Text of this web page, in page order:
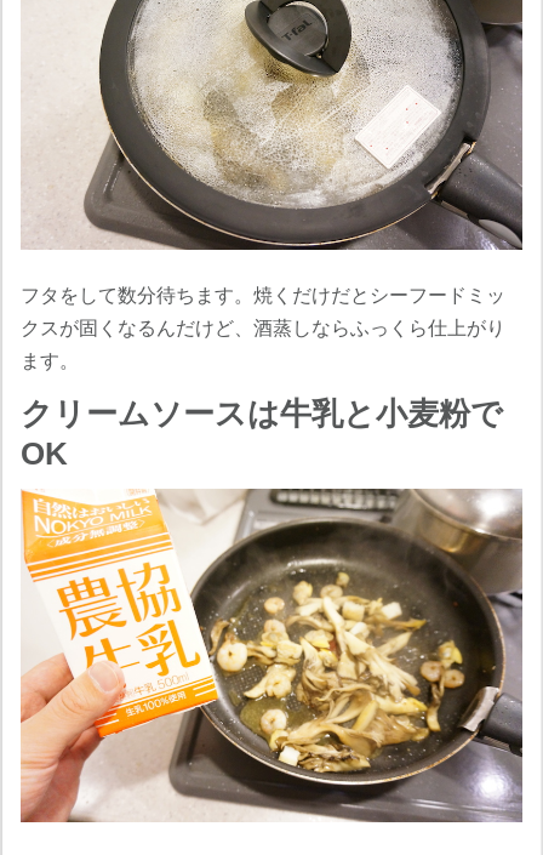
フタをして数分待ちます。焼くだけだとシーフードミッ
クスが固くなるんだけど、酒蒸しならふっくら仕上がり
ます。
クリームソースは牛乳と小麦粉で
OK